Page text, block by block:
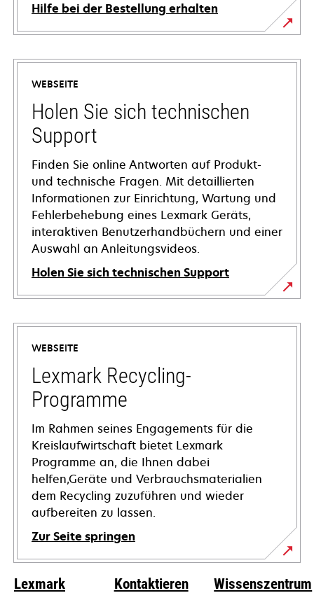
Hilfe bei der Bestellung erhalten
WEBSEITE
Holen Sie sich technischen
Support
Finden Sie online Antworten auf Produkt-
und technische Fragen. Mit detaillierten
Informationen zur Einrichtung, Wartung und
Fehlerbehebung eines Lexmark Geräts,
interaktiven Benutzerhandbüchern und einer
Auswahl an Anleitungsvideos.
Holen Sie sich technischen Support
wird
in
neuen
Registerkarte
geöffnet
WEBSEITE
Lexmark Recycling-
Programme
Im Rahmen seines Engagements für die
Kreislaufwirtschaft bietet Lexmark
Programme an, die Ihnen dabei
helfen,Geräte und Verbrauchsmaterialien
dem Recycling zuzuführen und wieder
aufbereiten zu lassen.
Zur Seite springen
Lexmark Kontaktieren Wissenszentrum